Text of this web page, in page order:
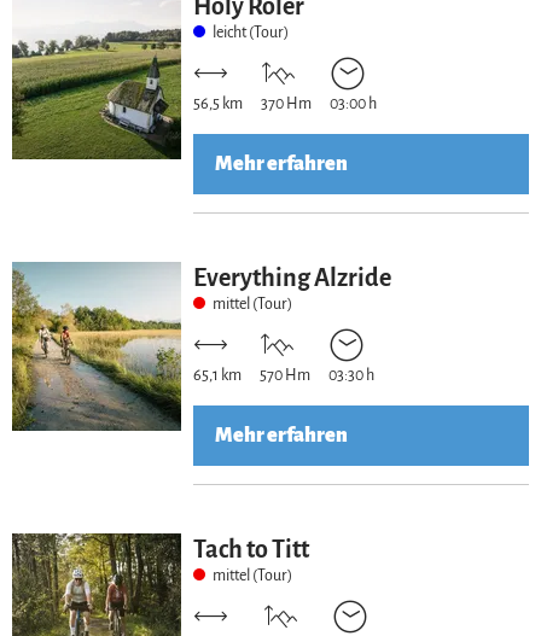
Holy Roler
leicht (Tour)
56,5 km 370 Hm 03:00 h
Mehr erfahren
Everything Alzride
mittel (Tour)
65,1 km 570 Hm 03:30 h
Mehr erfahren
Tach to Titt
mittel (Tour)